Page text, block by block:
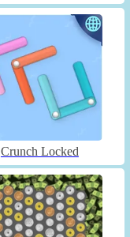
Crunch Locked